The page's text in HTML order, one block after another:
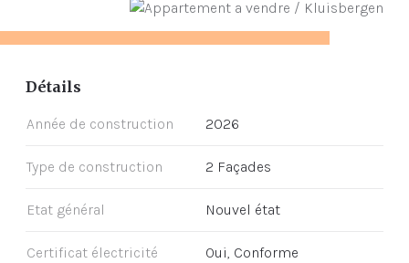
Détails
Année de construction 2026
Type de construction 2 Façades
Etat général Nouvel état
Certificat électricité Oui, Conforme